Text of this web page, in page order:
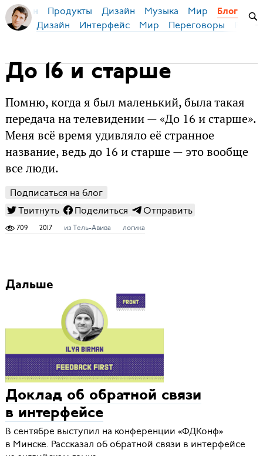
Бирман Продукты Дизайн Музыка Мир Блог
Дизайн Интерфейс Мир Переговоры
До 16 и старше
Помню, когда я был маленький, была такая
передача на телевидении — «До 16 и старше».
Меня всё время удивляло её странное
название, ведь до 16 и старше — это вообще
все люди.
Подписаться на блог
Твитнуть
Поделиться Отправить
709 2017 из Тель-Авива логика
Дальше
Доклад об обратной связи
в интерфейсе
В сентябре выступил на конференции «ФДКонф»
в Минске. Рассказал об обратной связи в интерфейсе